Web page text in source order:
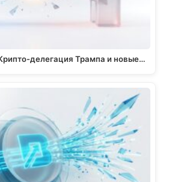
делегация Трампа и новые…